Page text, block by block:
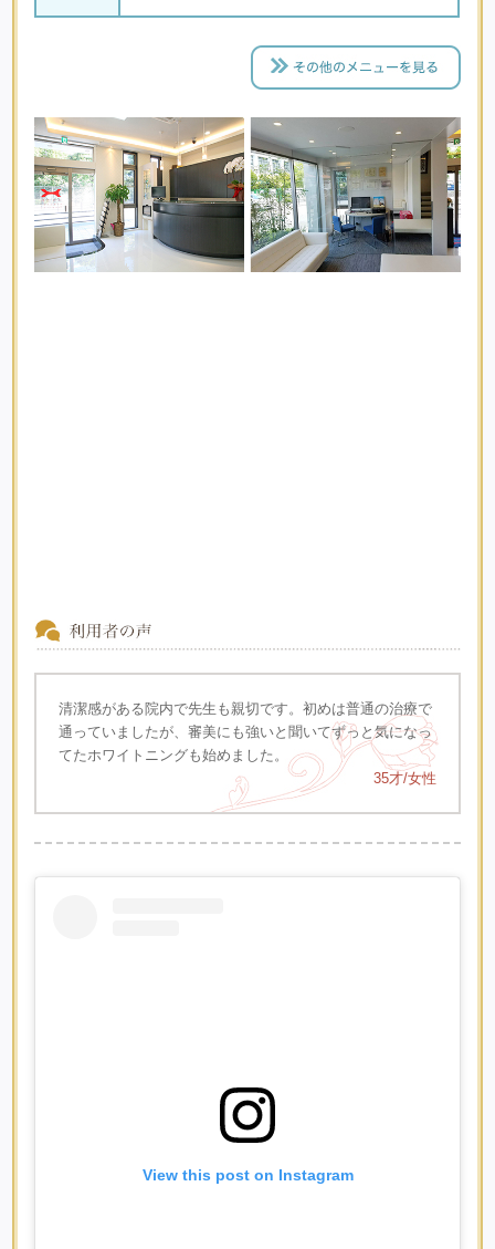
清潔感がある院内で先生も親切です。初めは普通の治療で
通っていましたが、審美にも強いと聞いてずっと気になっ
てたホワイトニングも始めました。
35才/女性
View this post on Instagram